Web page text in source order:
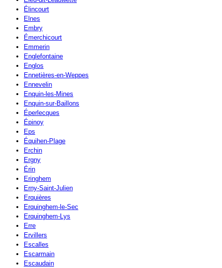
Élincourt
Elnes
Embry
Émerchicourt
Emmerin
Englefontaine
Englos
Ennetières-en-Weppes
Ennevelin
Enquin-les-Mines
Enquin-sur-Baillons
Éperlecques
Épinoy
Eps
Équihen-Plage
Erchin
Ergny
Érin
Eringhem
Erny-Saint-Julien
Erquières
Erquinghem-le-Sec
Erquinghem-Lys
Erre
Ervillers
Escalles
Escarmain
Escaudain